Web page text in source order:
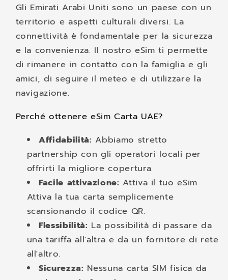
Gli Emirati Arabi Uniti sono un paese con un
territorio e aspetti culturali diversi. La
connettività è fondamentale per la sicurezza
e la convenienza. Il nostro eSim ti permette
di rimanere in contatto con la famiglia e gli
amici, di seguire il meteo e di utilizzare la
navigazione.
Perché ottenere eSim Carta UAE?
Affidabilità: Abbiamo stretto
partnership con gli operatori locali per
offrirti la migliore copertura.
Facile attivazione: Attiva il tuo eSim
Attiva la tua carta semplicemente
scansionando il codice QR.
Flessibilità: La possibilità di passare da
una tariffa all'altra e da un fornitore di rete
all'altro.
Sicurezza: Nessuna carta SIM fisica da